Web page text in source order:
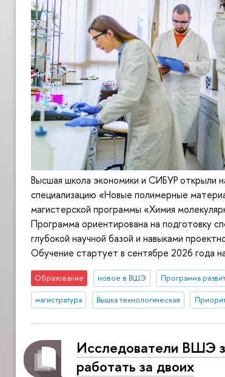
Высшая школа экономики и СИБУР открыли
специализацию «Новые полимерные
магистерской программы «Химия
Программа ориентирована на подготовку
глубокой научной базой и навыками
Обучение стартует в сентябре 2026 года
Образование новое в ВШЭ Программа
магистратура Вышка технологическая
Исследователи ВШЭ
работать за двоих